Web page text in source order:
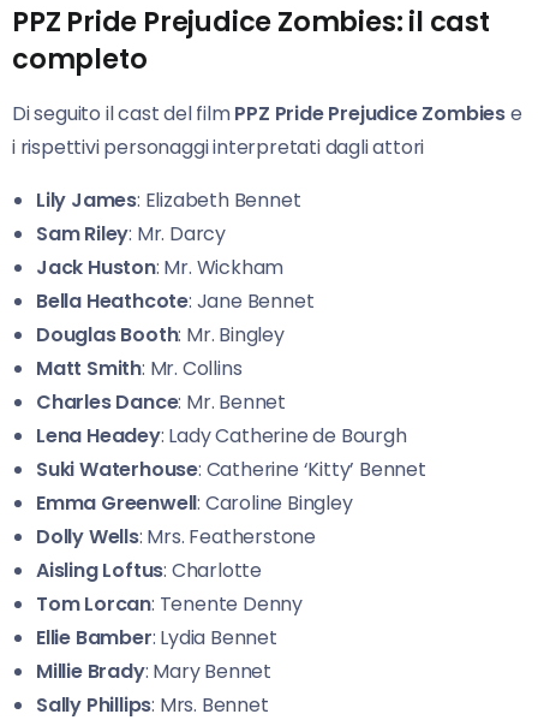
PPZ Pride Prejudice Zombies: il cast
completo
Di seguito il cast del filmPPZ Pride Prejudice Zombiese
i rispettivi personaggi interpretati dagli attori
Lily James: Elizabeth Bennet
Sam Riley: Mr. Darcy
Jack Huston: Mr. Wickham
Bella Heathcote: Jane Bennet
Douglas Booth: Mr. Bingley
Matt Smith: Mr. Collins
Charles Dance: Mr. Bennet
Lena Headey: Lady Catherine de Bourgh
Suki Waterhouse: Catherine ‘Kitty’ Bennet
Emma Greenwell: Caroline Bingley
Dolly Wells: Mrs. Featherstone
Aisling Loftus: Charlotte
Tom Lorcan: Tenente Denny
Ellie Bamber: Lydia Bennet
Millie Brady: Mary Bennet
Sally Phillips: Mrs. Bennet